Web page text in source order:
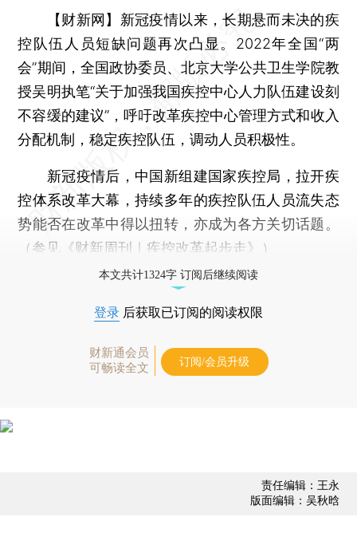
【财新网】 新冠疫情以来，长期悬而未决的疾
控队伍人员短缺问题再次凸显。2022年全国“两
会”期间，全国政协委员、北京大学公共卫生学院教
授吴明执笔“关于加强我国疾控中心人力队伍建设刻
不容缓的建议”，呼吁改革疾控中心管理方式和收入
分配机制，稳定疾控队伍，调动人员积极性。
新冠疫情后，中国新组建国家疾控局，拉开疾
控体系改革大幕，持续多年的疾控队伍人员流失态
势能否在改革中得以扭转，亦成为各方关切话题。
（参见《财新周刊｜疾控改革起步走》）
本文共计1324字 订阅后继续阅读
登录 后获取已订阅的阅读权限
财新通会员
可畅读全文
订阅/会员升级
责任编辑：王永
版面编辑：吴秋晗